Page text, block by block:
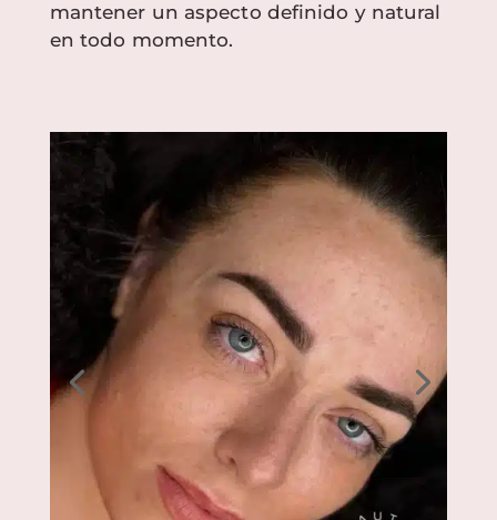
mantener un aspecto definido y natural
en todo momento.